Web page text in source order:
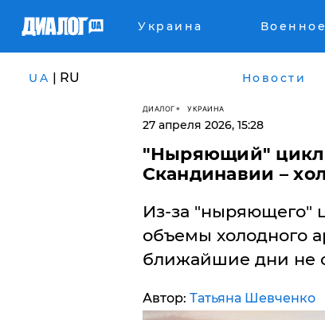
Украина
UA | RU Новости
ДИАЛОГ УКРАИНА
27 апреля 2026, 15:28
"Ныряющий"
Скандинавии –
Из-за "ныряющего"
объемы холодного
ближайшие дни не
Автор: Татьяна Шевченко